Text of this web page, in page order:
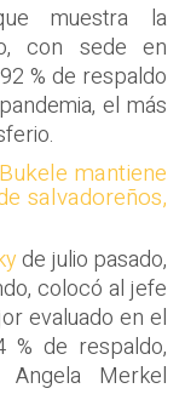
muestra la
con sede en
% de respaldo
el más
mantiene
salvadoreños,
de julio pasado,
colocó al jefe
evaluado en el
% de respaldo,
Angela Merkel